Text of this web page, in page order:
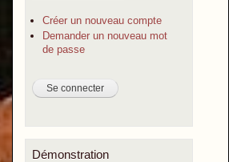
Créer un nouveau compte
Demander un nouveau mot
de passe
Démonstration